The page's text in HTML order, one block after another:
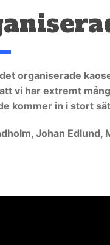
organiserade
vi har extremt
kommer in i stort
Johan